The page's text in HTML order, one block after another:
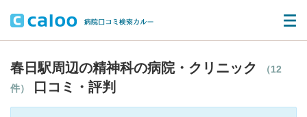
春日駅周辺の精神科の病院・クリニック
（12
件）
口コミ・評判